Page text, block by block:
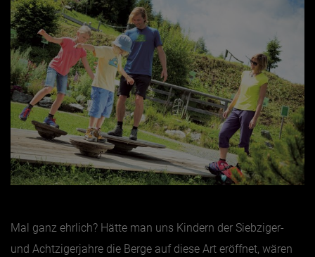
Mal ganz ehrlich? Hätte man uns Kindern der Siebziger-
und Achtzigerjahre die Berge auf diese Art eröffnet, wären